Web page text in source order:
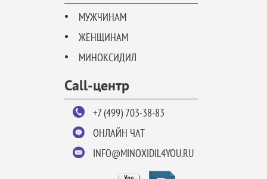
МУЖЧИНАМ
ЖЕНЩИНАМ
МИНОКСИДИЛ
Call-центр
+7 (499) 703-38-83
ОНЛАЙН ЧАТ
INFO@MINOXIDIL4YOU.RU